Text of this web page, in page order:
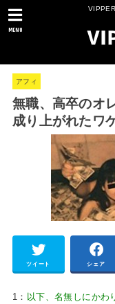
MENU
アフィ
無職、高卒のオ
成り上がれたワ
ツイート シェア
1： 以下、名無しにかわ